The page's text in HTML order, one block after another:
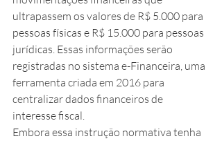
ultrapassem os valores de R$ 5.000 para
pessoas físicas e R$ 15.000 para pessoas
jurídicas. Essas informações serão
registradas no sistema e-Financeira, uma
ferramenta criada em 2016 para
centralizar dados financeiros de
interesse fiscal.
Embora essa instrução normativa tenha